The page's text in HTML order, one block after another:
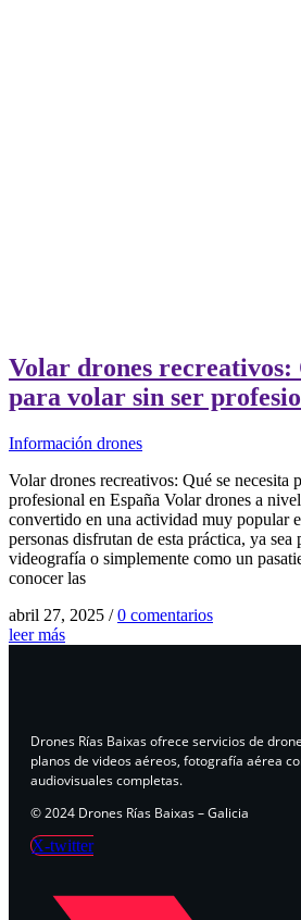
Volar drones recreativos:
para volar sin ser
Información drones
Volar drones recreativos: Qué se necesita
profesional en España Volar drones a
convertido en una actividad muy popular
personas disfrutan de esta práctica, ya sea
videografía o simplemente como un
conocer las
abril 27, 2025 / 0 comentarios
leer más
Drones Rías Baixas ofrece servicios de
planos de videos aéreos, fotografía aérea
audiovisuales completas.
© 2024 Drones Rías Baixas – Galicia
X-twitter